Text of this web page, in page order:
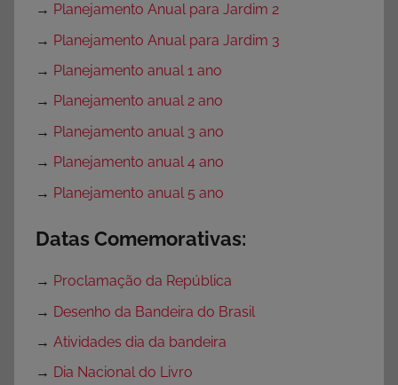
→ Planejamento Anual para Jardim 2
→ Planejamento Anual para Jardim 3
→ Planejamento anual 1 ano
→ Planejamento anual 2 ano
→ Planejamento anual 3 ano
→ Planejamento anual 4 ano
→ Planejamento anual 5 ano
Datas Comemorativas:
→ Proclamação da República
→ Desenho da Bandeira do Brasil
→ Atividades dia da bandeira
→ Dia Nacional do Livro